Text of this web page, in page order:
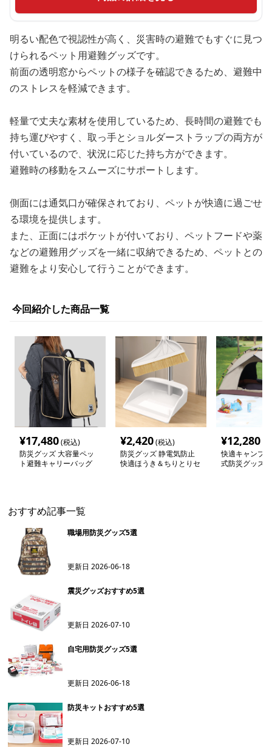
明るい配色で視認性が高く、災害時の避難でもすぐに見つ
けられるペット用避難グッズです。
前面の透明窓からペットの様子を確認できるため、避難中
のストレスを軽減できます。
軽量で丈夫な素材を使用しているため、長時間の避難でも
持ち運びやすく、取っ手とショルダーストラップの両方が
付いているので、状況に応じた持ち方ができます。
避難時の移動をスムーズにサポートします。
側面には通気口が確保されており、ペットが快適に過ごせ
る環境を提供します。
また、正面にはポケットが付いており、ペットフードや薬
などの避難用グッズを一緒に収納できるため、ペットとの
避難をより安心して行うことができます。
今回紹介した商品一覧
¥17,480(税込)
防災グッズ 大容量ペッ
ト避難キャリーバッグ
¥2,420(税込)
防災グッズ 静電気防止
快適ほうき＆ちりとりセ
¥12,280
快適キャンプ
式防災グッズ
おすすめ記事一覧
職場用防災グッズ5選
更新日2026-06-18
震災グッズおすすめ5選
更新日2026-07-10
自宅用防災グッズ5選
更新日2026-06-18
防災キットおすすめ5選
更新日2026-07-10